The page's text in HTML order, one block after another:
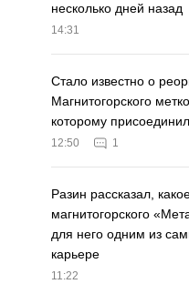
несколько дней назад
14:31
Стало известно о
Магнитогорского
которому
12:50 1
Разин рассказал,
магнитогорского
для него одним из
карьере
11:22